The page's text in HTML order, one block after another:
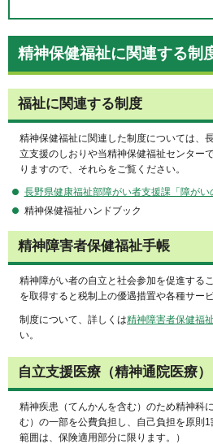
精神保健福祉に関連する制
福祉に関連する制度
精神保健福祉に関連した制度については、
立支援のしおりや当精神保健福祉センター
りますので、それらをご覧ください。
長野県健康福祉部障がい者支援課「障がい
精神保健福祉ハンドブック
精神障害者保健福祉手帳
精神障がい者の自立と社会参加を促進する
を取得すると税制上の優遇措置や各種サー
制度について、詳しくは精神障害者保健福
い。
自立支援医療（精神通院医療）
精神疾患（てんかんを含む）のため精神科
む）の一部を公費負担し、自己負担を原則
範囲は、保険適用部分に限ります。）